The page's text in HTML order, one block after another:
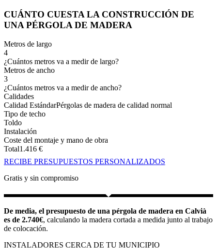
CUÁNTO CUESTA LA CONSTRUCCIÓN DE
UNA PÉRGOLA DE MADERA
Metros de largo
4
¿Cuántos metros va a medir de largo?
Metros de ancho
3
¿Cuántos metros va a medir de ancho?
Calidades
Calidad EstándarPérgolas de madera de calidad normal
Tipo de techo
Toldo
Instalación
Coste del montaje y mano de obra
Total1.416 €
RECIBE PRESUPUESTOS PERSONALIZADOS
Gratis y sin compromiso
De media, el presupuesto de una pérgola de madera en Calvià
es de 2.740€, calculando la madera cortada a medida junto al trabajo
de colocación.
INSTALADORES CERCA DE TU MUNICIPIO